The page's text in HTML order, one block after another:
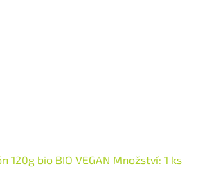
120g bio BIO VEGAN Množství: 1 ks